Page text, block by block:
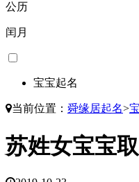
公历
闰月
宝宝起名
当前位置： 舜缘居起名>
苏姓女宝宝